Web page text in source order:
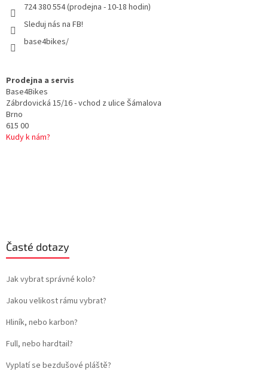
ý
724 380 554 (prodejna - 10-18 hodin)
Sleduj nás na FB!
base4bikes/
Prodejna a servis
Base4Bikes
Zábrdovická 15/16 - vchod z ulice Šámalova
Brno
615 00
Kudy k nám?
Časté dotazy
Jak vybrat správné kolo?
Jakou velikost rámu vybrat?
Hliník, nebo karbon?
Full, nebo hardtail?
Vyplatí se bezdušové pláště?